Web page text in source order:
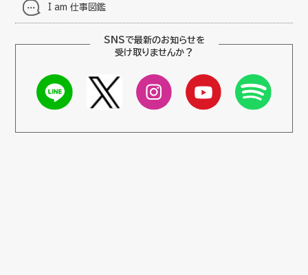
I am 仕事図鑑
SNSで最新のお知らせを
受け取りませんか？